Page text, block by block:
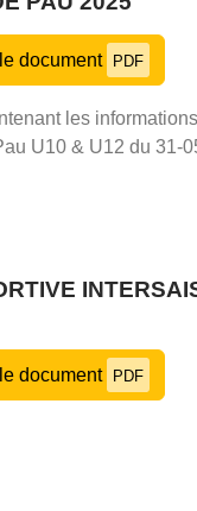
document PDF
les
U10 & U12 du 31-
document PDF